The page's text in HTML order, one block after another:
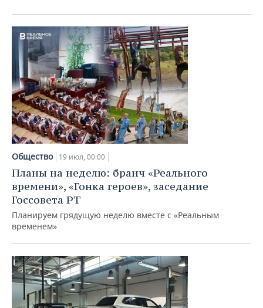
Общество 19 июл, 00:00
Планы на неделю: бранч «Реального
времени», «Гонка героев», заседание
Госсовета РТ
Планируем грядущую неделю вместе с «Реальным
временем»